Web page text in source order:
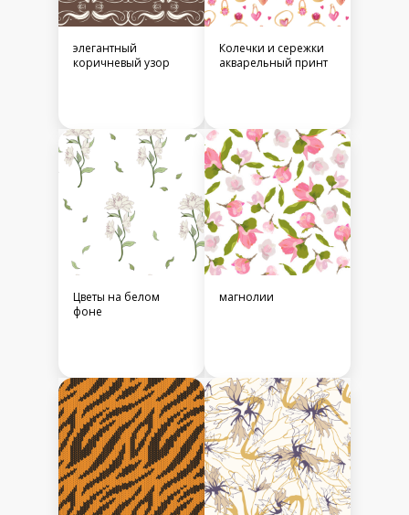
элегантный
коричневый узор
Колечки и сережки
акварельный принт
Цветы на белом
фоне
магнолии